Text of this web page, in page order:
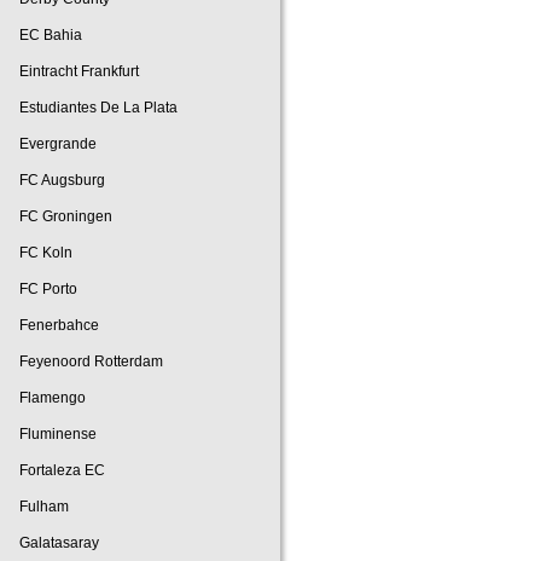
EC Bahia
Eintracht Frankfurt
Estudiantes De La Plata
Evergrande
FC Augsburg
FC Groningen
FC Koln
FC Porto
Fenerbahce
Feyenoord Rotterdam
Flamengo
Fluminense
Fortaleza EC
Fulham
Galatasaray